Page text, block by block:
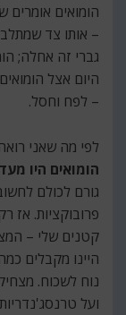
הומואים
– אותו צד
גברי זה אחלה;
היום אצל
– לפח וחסל.
לפי מה שאני
הומואים היו
גורם לכולם
פרובוקציות. אז
קטנים שלי –
היינו מקבלים
נוח לשכוח.
ועל